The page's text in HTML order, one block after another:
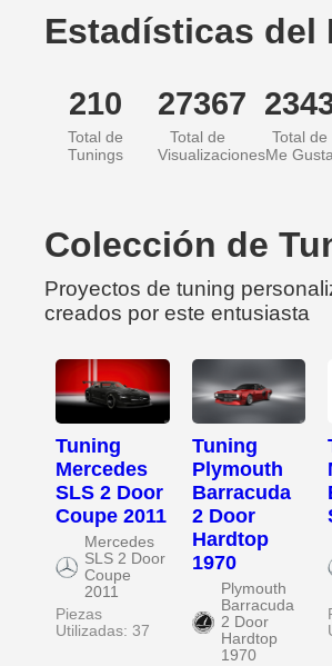
Estadísticas del
210
Total de
Tunings
27367
Total de
Visualizaciones
Total de
Me
Colección de
Proyectos de tuning
creados por este entusiasta
Tuning
Mercedes
SLS 2 Door
Coupe 2011
Mercedes
SLS 2 Door
Coupe
2011
Piezas
Utilizadas: 37
Tuning
Plymouth
Barracuda
2 Door
Hardtop
1970
Plymouth
Barracuda
2 Door
Hardtop
1970